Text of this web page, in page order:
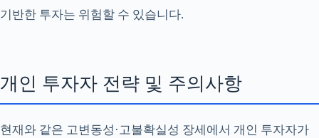
기반한 투자는 위험할 수 있습니다.
개인 투자자 전략 및 주의사항
현재와 같은 고변동성·고불확실성 장세에서 개인 투자자가